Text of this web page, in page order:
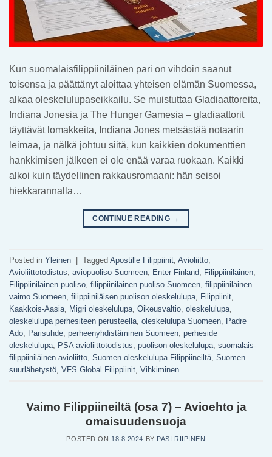
Kun suomalaisfilippiiniläinen pari on vihdoin saanut
toisensa ja päättänyt aloittaa yhteisen elämän Suomessa,
alkaa oleskelulupaseikkailu. Se muistuttaa Gladiaattoreita,
Indiana Jonesia ja The Hunger Gamesia – gladiaattorit
täyttävät lomakkeita, Indiana Jones metsästää notaarin
leimaa, ja nälkä johtuu siitä, kun kaikkien dokumenttien
hankkimisen jälkeen ei ole enää varaa ruokaan. Kaikki
alkoi kuin täydellinen rakkausromaani: hän seisoi
hiekkarannalla…
CONTINUE READING →
Posted in Yleinen Tagged Apostille Filippiinit Avioliitto
Avioliittotodistus aviopuoliso Suomeen Enter Finland Filippiiniläinen
Filippiiniläinen puoliso filippiiniläinen puoliso Suomeen filippiiniläinen
vaimo Suomeen filippiiniläisen puolison oleskelulupa Filippiinit
Kaakkois-Aasia
Migri oleskelulupa Oikeusvaltio oleskelulupa
oleskelulupa perhesiteen perusteella oleskelulupa Suomeen
Padre
Ado
Parisuhde perheenyhdistäminen Suomeen perheside
oleskelulupa
PSA avioliittotodistus puolison oleskelulupa suomalais-
filippiiniläinen avioliitto Suomen oleskelulupa Filippiineiltä Suomen
suurlähetystö VFS Global Filippiinit Vihkiminen
Vaimo Filippiineiltä (osa 7) – Avioehto ja
omaisuudensuoja
POSTED ON 18.8.2024 BY PASI RIIPINEN